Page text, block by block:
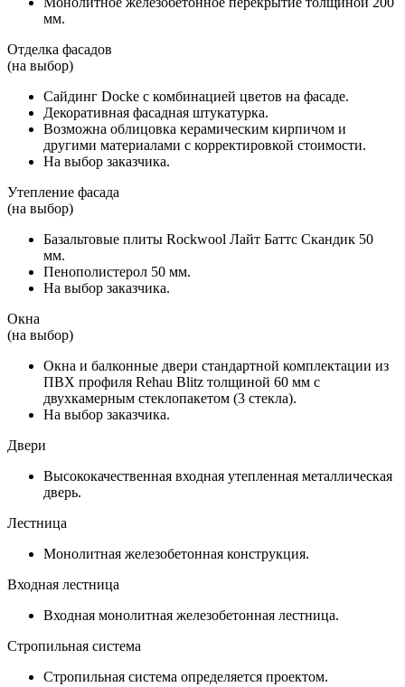
мм.
Отделка фасадов
(на выбор)
Сайдинг Docke с комбинацией цветов на фасаде.
Декоративная фасадная штукатурка.
Возможна облицовка керамическим кирпичом и
другими материалами с корректировкой стоимости.
На выбор заказчика.
Утепление фасада
(на выбор)
Базальтовые плиты Rockwool Лайт Баттс Скандик 50
мм.
Пенополистерол 50 мм.
На выбор заказчика.
Окна
(на выбор)
Окна и балконные двери стандартной комплектации из
ПВХ профиля Rehau Blitz толщиной 60 мм с
двухкамерным стеклопакетом (3 стекла).
На выбор заказчика.
Двери
Высококачественная входная утепленная металлическая
дверь.
Лестница
Монолитная железобетонная конструкция.
Входная лестница
Входная монолитная железобетонная лестница.
Стропильная система
Стропильная система определяется проектом.